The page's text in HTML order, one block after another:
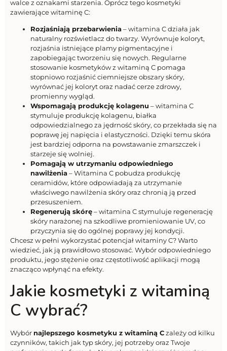
walce z oznakami starzenia. Oprócz tego kosmetyki
zawierające witaminę C:
Rozjaśniają przebarwienia– witamina C działa jak
naturalny rozświetlacz do twarzy. Wyrównuje koloryt,
rozjaśnia istniejące plamy pigmentacyjne i
zapobiegając tworzeniu się nowych. Regularne
stosowanie kosmetyków z witaminą C pomaga
stopniowo rozjaśnić ciemniejsze obszary skóry,
wyrównać jej koloryt oraz nadać cerze zdrowy,
promienny wygląd.
Wspomagają produkcję kolagenu – witamina C
stymuluje produkcję kolagenu, białka
odpowiedzialnego za jędrność skóry, co przekłada się na
poprawę jej napięcia i elastyczności. Dzięki temu skóra
jest bardziej odporna na powstawanie zmarszczek i
starzeje się wolniej.
Pomagają w utrzymaniu odpowiedniego
nawilżenia– Witamina C pobudza produkcję
ceramidów, które odpowiadają za utrzymanie
właściwego nawilżenia skóry oraz chronią ją przed
przesuszeniem.
Regenerują skórę– witamina C stymuluje regenerację
skóry narażonej na szkodliwe promieniowanie UV, co
przyczynia się do ogólnej poprawy jej kondycji.
Chcesz w pełni wykorzystać potencjał witaminy C? Warto
wiedzieć, jak ją prawidłowo stosować. Wybór odpowiedniego
produktu, jego stężenie oraz częstotliwość aplikacji mogą
znacząco wpłynąć na efekty.
Jakie kosmetyki z witaminą
C wybrać?
Wybór najlepszego kosmetyku z witaminą Czależy od kilku
czynników, takich jak typ skóry, jej potrzeby oraz Twoje